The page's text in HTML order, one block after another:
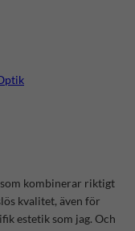
kombinerar riktigt
kvalitet, även för
estetik som jag. Och